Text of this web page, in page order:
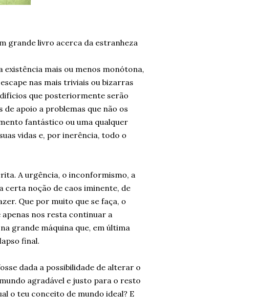
grande livro acerca da estranheza
mais ou menos monótona,
nas mais triviais ou bizarras
que posteriormente serão
apoio a problemas que não os
fantástico ou uma qualquer
vidas e, por inerência, todo o
A urgência, o inconformismo, a
certa noção de caos iminente, de
Que por muito que se faça, o
nos resta continuar a
grande máquina que, em última
final.
dada a possibilidade de alterar o
agradável e justo para o resto
o teu conceito de mundo ideal? E